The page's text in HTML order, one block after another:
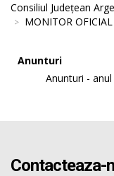
Consiliul Județean
MONITOR
Anunturi
Anunturi -
Contacteaza-